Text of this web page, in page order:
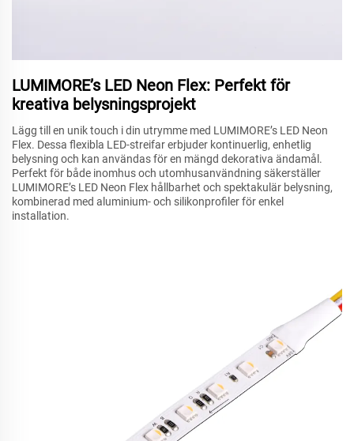
LUMIMORE’s LED Neon Flex: Perfekt för
kreativa belysningsprojekt
Lägg till en unik touch i din utrymme med LUMIMORE’s LED Neon
Flex. Dessa flexibla LED-streifar erbjuder kontinuerlig, enhetlig
belysning och kan användas för en mängd dekorativa ändamål.
Perfekt för både inomhus och utomhusanvändning säkerställer
LUMIMORE’s LED Neon Flex hållbarhet och spektakulär belysning,
kombinerad med aluminium- och silikonprofiler för enkel
installation.